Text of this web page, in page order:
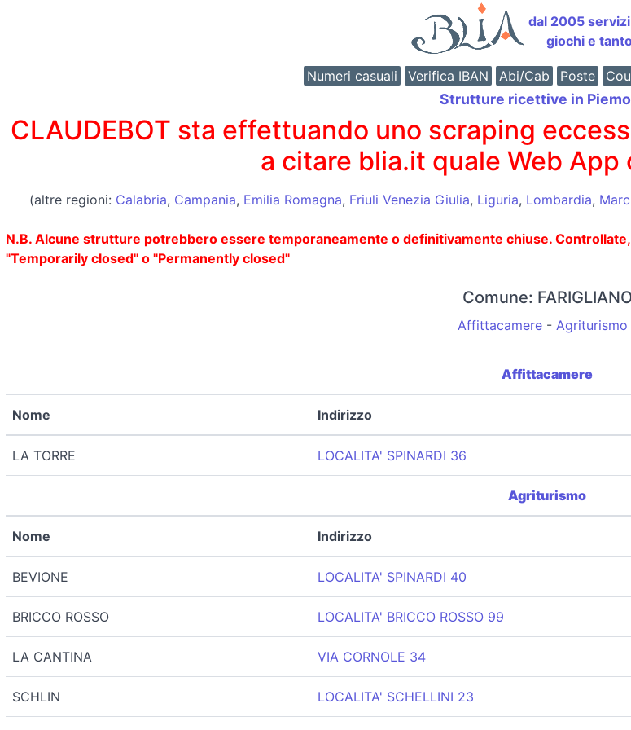
dal 2005
giochi e
Numeri casuali Verifica IBAN Abi/Cab Poste
Strutture ricettive in
CLAUDEBOT sta effettuando uno scraping
a citare blia.it quale Web App
(altre regioni: Calabria, Campania, Emilia Romagna, Friuli Venezia Giulia, Liguria, Lombardia,
N.B. Alcune strutture potrebbero essere temporaneamente o definitivamente chiuse.
"Temporarily closed" o "Permanently closed"
Comune:
Affittacamere- Agriturismo
Affittacamere
Nome Indirizzo
LA TORRE LOCALITA' SPINARDI 36
Agriturismo
Nome Indirizzo
BEVIONE LOCALITA' SPINARDI 40
BRICCO ROSSO LOCALITA' BRICCO ROSSO 99
LA CANTINA VIA CORNOLE 34
SCHLIN LOCALITA' SCHELLINI 23